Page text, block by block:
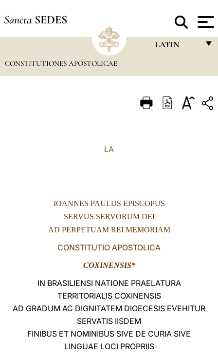
Sancta SEDES
LATIN
ITALIANO
中文
LATINE
CONSTITUTIONES APOSTOLICAE
LA
IOANNES PAULUS EPISCOPUS
SERVUS SERVORUM DEI
AD PERPETUAM REI MEMORIAM
CONSTITUTIO APOSTOLICA
COXINENSIS*
IN BRASILIENSI NATIONE PRAELATURA
TERRITORIALIS COXINENSIS
AD GRADUM AC DIGNITATEM DIOECESIS EVEHITUR
SERVATIS IISDEM
FINIBUS ET NOMINIBUS SIVE DE CURIA SIVE
LINGUAE LOCI PROPRIIS